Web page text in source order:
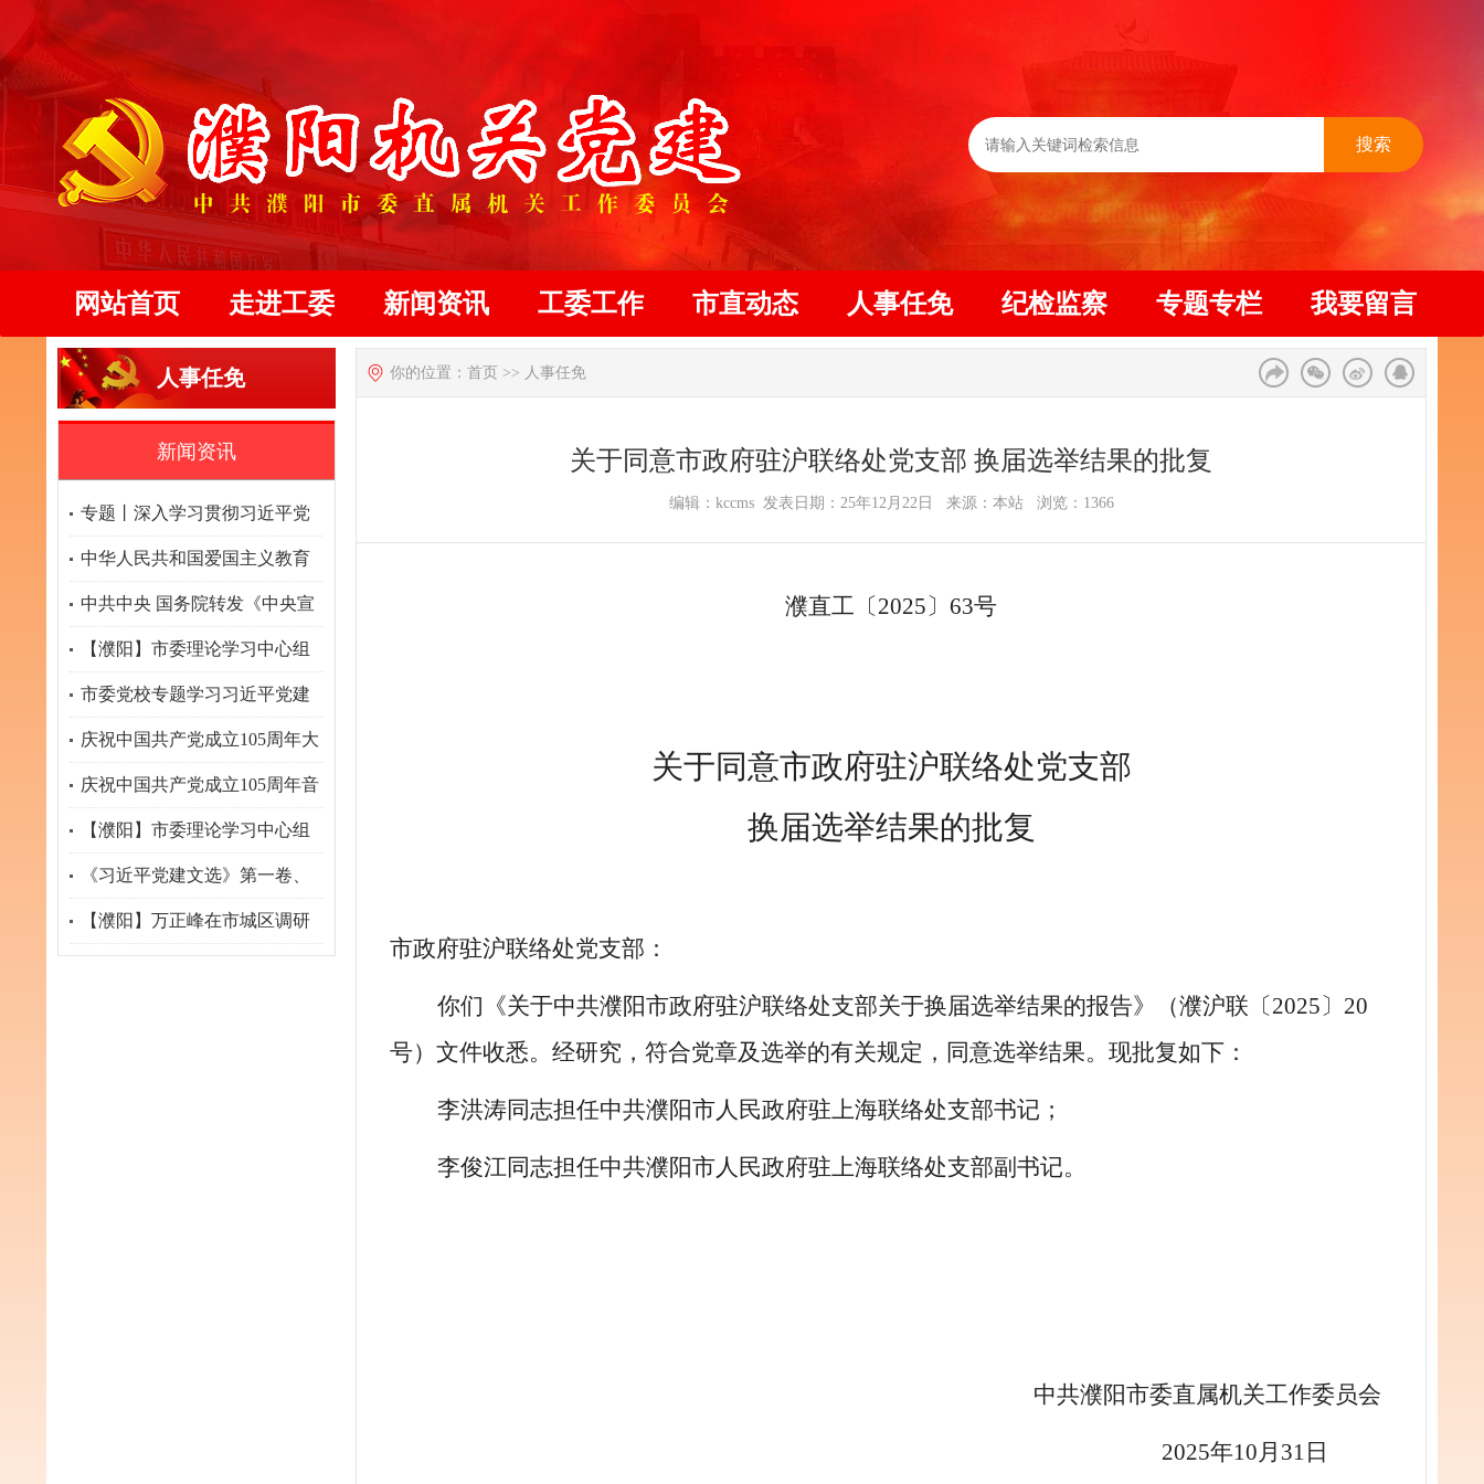
搜索
网站首页 走进工委 新闻资讯 工委工作 市直动态 人事任免 纪检监察 专题专栏 我要留言
人事任免
新闻资讯
专题丨深入学习贯彻习近平党
建思想
中华人民共和国爱国主义教育
法
中共中央 国务院转发《中央宣
传部、司法部关于开展法治宣
传教育的第九个五年规划
（2026－2030年）》
【濮阳】市委理论学习中心组
专题学习习近平党建思想
市委党校专题学习习近平党建
思想 研究部署学习宣传贯彻工
作
庆祝中国共产党成立105周年大
会在京隆重举行
庆祝中国共产党成立105周年音
乐会在京举行
【濮阳】市委理论学习中心组
举行集体学习研讨
《习近平党建文选》第一卷、
第二卷出版发行
【濮阳】万正峰在市城区调研
你的位置： 首页 >> 人事任免
关于同意市政府驻沪联络处党支部 换届选举结果的批复
编辑：kccms 发表日期：25年12月22日 来源：本站 浏览：1366
濮直工 〔2025〕 63号
关于同意市政府驻沪联络处党支部
换届选举结果的批复
市政府驻沪联络处党支部：
你们《关于中共濮阳市政府驻沪联络处支部关于换届选举结果的报告》 （濮沪联 〔2025〕 20
号）文件收悉。 经研究，符合党章及选举的有关规定，同意选举结果。现批复如下：
李洪涛同志担任中共濮阳市人民政府驻上海联络处支部书记；
李俊江同志担任中共濮阳市人民政府驻上海联络处支部副书记。
中共濮阳市委直属机关工作委员会
2025年10月 31 日